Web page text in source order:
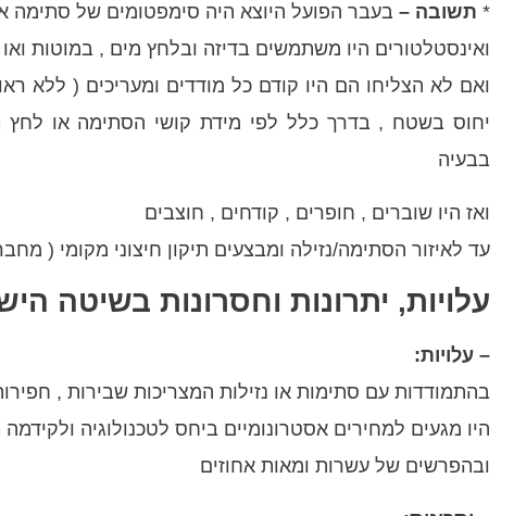
* תשובה – בעבר הפועל היוצא היה סימפטומים של סתימה
ואינסטלטורים היו משתמשים בדיזה ובלחץ מים , במוטות
ואם לא הצליחו הם היו קודם כל מודדים ומעריכים ( ללא
יחוס בשטח , בדרך כלל לפי מידת קושי הסתימה או לחץ
בבעיה
ואז היו שוברים , חופרים , קודחים , חוצבים
עד לאיזור הסתימה/נזילה ומבצעים תיקון חיצוני מקומי (
עלויות, יתרונות וחסרונות בשיטה
– עלויות:
בהתמודדות עם סתימות או נזילות המצריכות שבירות ,
היו מגעים למחירים אסטרונומיים ביחס לטכנולוגיה ולקידמה
ובהפרשים של עשרות ומאות אחוזים